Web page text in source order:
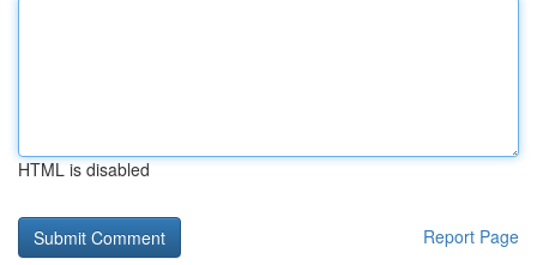
HTML is disabled
Report Page